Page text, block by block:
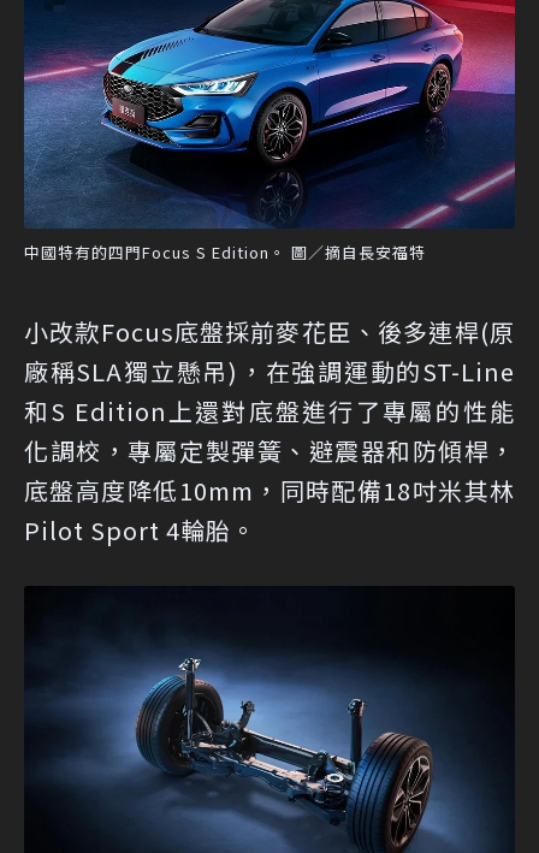
中國特有的四門Focus S Edition。 圖／摘自長安福特
小改款Focus底盤採前麥花臣、後多連桿(原
廠稱SLA獨立懸吊)，在強調運動的ST-Line
和S Edition上還對底盤進行了專屬的性能
化調校，專屬定製彈簧、避震器和防傾桿，
底盤高度降低10mm，同時配備18吋米其林
Pilot Sport 4輪胎。